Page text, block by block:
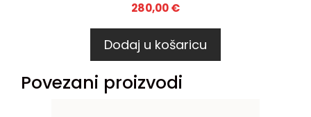
280,00€
Dodaj u košaricu
Povezani proizvodi